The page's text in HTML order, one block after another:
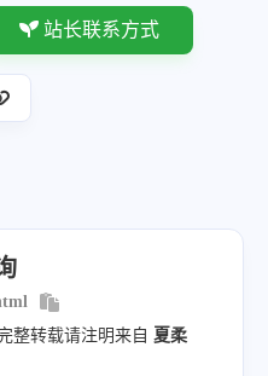
站长联系方式
整转载请注明来自 夏柔